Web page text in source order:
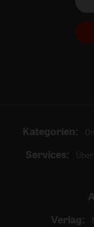
Kategorien:
Services: Über
Verlag: